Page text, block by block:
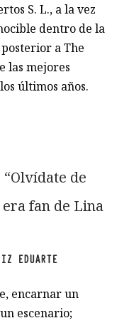
S. L., a la vez
dentro de la
a The
las mejores
últimos años.
de
fan de Lina
EDUARTE
encarnar un
escenario;